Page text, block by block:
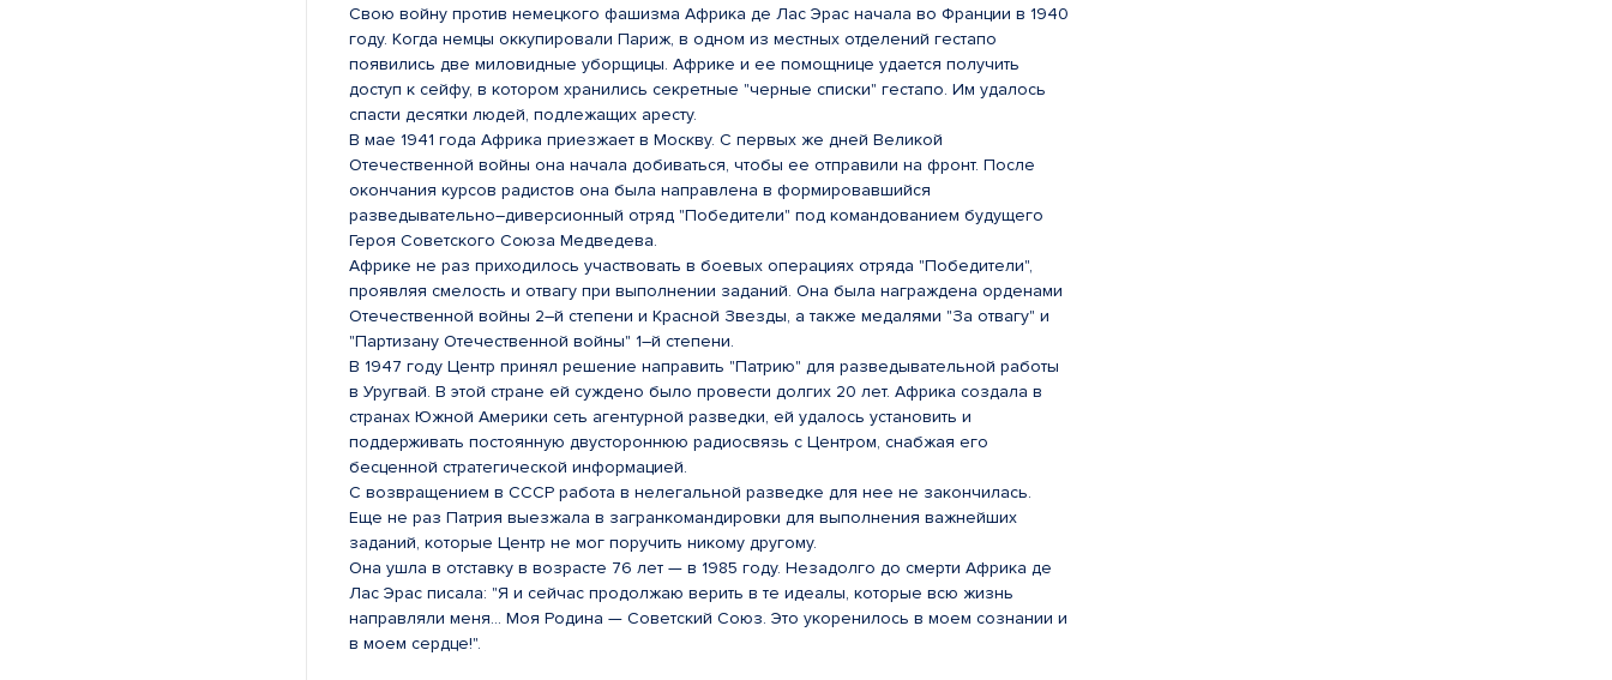
Свою войну против немецкого фашизма Африка де Лас Эрас начала во Франции в 1940
году. Когда немцы оккупировали Париж, в одном из местных отделений гестапо
появились две миловидные уборщицы. Африке и ее помощнице удается получить
доступ к сейфу, в котором хранились секретные "черные списки" гестапо. Им удалось
спасти десятки людей, подлежащих аресту.
В мае 1941 года Африка приезжает в Москву. С первых же дней Великой
Отечественной войны она начала добиваться, чтобы ее отправили на фронт. После
окончания курсов радистов она была направлена в формировавшийся
разведывательно–диверсионный отряд "Победители" под командованием будущего
Героя Советского Союза Медведева.
Африке не раз приходилось участвовать в боевых операциях отряда "Победители",
проявляя смелость и отвагу при выполнении заданий. Она была награждена орденами
Отечественной войны 2–й степени и Красной Звезды, а также медалями "За отвагу" и
"Партизану Отечественной войны" 1–й степени.
В 1947 году Центр принял решение направить "Патрию" для разведывательной работы
в Уругвай. В этой стране ей суждено было провести долгих 20 лет. Африка создала в
странах Южной Америки сеть агентурной разведки, ей удалось установить и
поддерживать постоянную двустороннюю радиосвязь с Центром, снабжая его
бесценной стратегической информацией.
С возвращением в СССР работа в нелегальной разведке для нее не закончилась.
Еще не раз Патрия выезжала в загранкомандировки для выполнения важнейших
заданий, которые Центр не мог поручить никому другому.
Она ушла в отставку в возрасте 76 лет — в 1985 году. Незадолго до смерти Африка де
Лас Эрас писала: "Я и сейчас продолжаю верить в те идеалы, которые всю жизнь
направляли меня… Моя Родина — Советский Союз. Это укоренилось в моем сознании и
в моем сердце!".